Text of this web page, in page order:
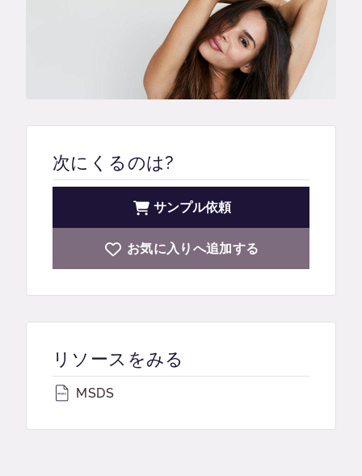
次にくるのは?
サンプル依頼
お気に入りへ追加する
リソースをみる
MSDS